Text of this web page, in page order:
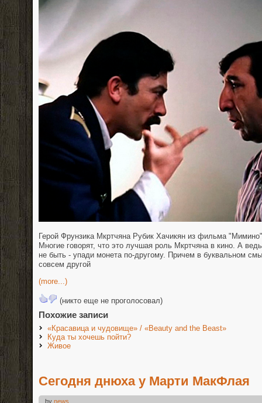
Герой Фрунзика Мкртчяна Рубик Хачикян из фильма
Многие говорят, что это лучшая роль Мкртчяна в кино. А
не быть - упади монета по-другому. Причем в буквальном
совсем другой
(more...)
(никто еще не проголосовал)
Похожие записи
«Красавица и чудовище» / «Beauty and the Beast»
Куда ты хочешь пойти?
Живое
Сегодня днюха у Марти МакФлая
by news